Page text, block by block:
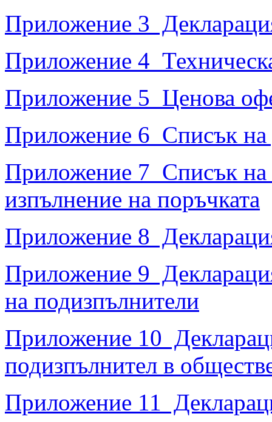
Приложение 3
Приложение 4
Приложение 5 Ценова
Приложение 6 Списък на
Приложение 7 Списък на
изпълнение на поръчката
Приложение 8
Приложение 9
на подизпълнители
Приложение 10
подизпълнител в
Приложение 11